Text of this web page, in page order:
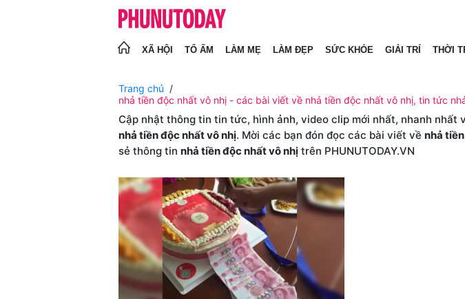
XÃ HỘI TỔ ẤM LÀM MẸ LÀM ĐẸP SỨC KHỎE GIẢI TRÍ THỜI
Trang chủ
nhả tiền độc nhất vô nhị - các bài viết về nhả tiền độc nhất vô nhị, tin tức
Cập nhật thông tin tin tức, hình ảnh, video clip mới nhất, nhanh nhất
nhả tiền độc nhất vô nhị. Mời các bạn đón đọc các bài viết về nhả
sẻ thông tin nhả tiền độc nhất vô nhị trên PHUNUTODAY.VN